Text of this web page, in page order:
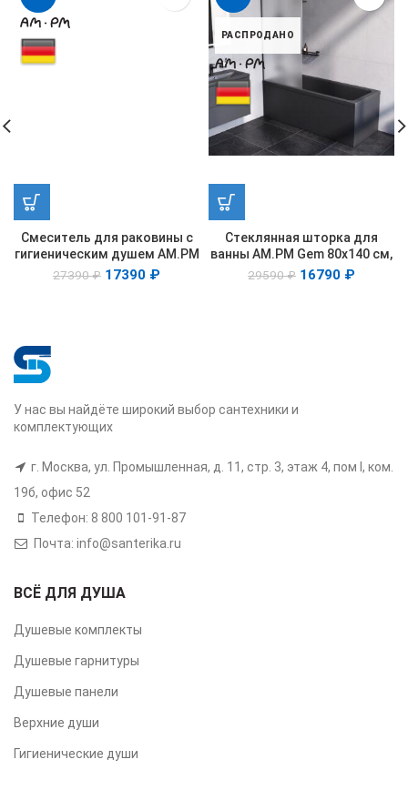
Смеситель для раковины с
гигиеническим душем AM.PM
Gem F90A03022
27390₽ 17390 ₽
РАСПРОДАНО
Стеклянная шторка для
ванны AM.PM Gem 80х140 см,
W90BS-080-140BM
29590₽ 16790 ₽
У нас вы найдёте широкий выбор сантехники и
комплектующих
г. Москва, ул. Промышленная, д. 11, стр. 3, этаж 4, пом I, ком.
19б, офис 52
Телефон: 8 800 101-91-87
Почта: info@santerika.ru
ВСЁ ДЛЯ ДУША
Душевые комплекты
Душевые гарнитуры
Душевые панели
Верхние души
Гигиенические души